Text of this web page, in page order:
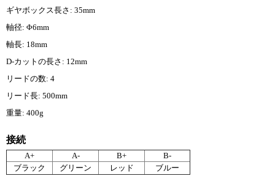
ギヤボックス長さ: 35mm
軸径: Φ6mm
軸長: 18mm
D-カットの長さ: 12mm
リードの数: 4
リード長: 500mm
重量: 400g
接続
A+ A- B+
B-
ブラック
グリーン レッド ブルー